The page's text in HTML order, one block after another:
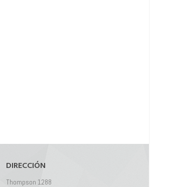
DIRECCIÓN
Thompson 1288